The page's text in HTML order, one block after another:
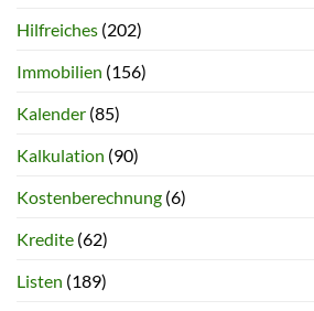
Hilfreiches (202)
Immobilien (156)
Kalender (85)
Kalkulation (90)
Kostenberechnung (6)
Kredite (62)
Listen (189)